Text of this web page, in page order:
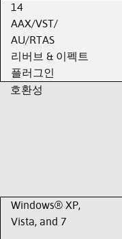
14
AAX/VST/
AU/RTAS
리버브 & 이펙트
플러그인
호환성
Windows® XP,
Vista, and 7